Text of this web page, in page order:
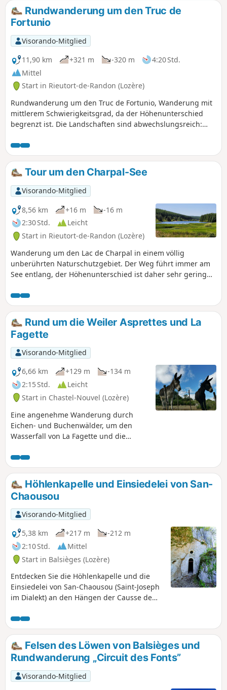
Rundwanderung um den Truc de
Fortunio
Visorando-Mitglied
11,90 km
+321 m -320 m
4:20 Std.
Mittel
Start in Rieutort-de-Randon (Lozère)
Rundwanderung um den Truc de Fortunio, Wanderung mit
mittlerem Schwierigkeitsgrad, da der Höhenunterschied
begrenzt ist. Die Landschaften sind abwechslungsreich:
beim Erreichen des höchsten Punktes.
Tour um den Charpal-See
Visorando-Mitglied
8,56 km
+16 m
-16 m
2:30 Std.
Leicht
Start in Rieutort-de-Randon (Lozère)
Wanderung um den Lac de Charpal in einem völlig
unberührten Naturschutzgebiet. Der Weg führt immer am
See entlang, der Höhenunterschied ist daher sehr gering
Strecke verläuft durch Unterholz, ideal bei starker Hitze im
Sommer.
Rund um die Weiler Asprettes und La
Fagette
Visorando-Mitglied
6,66 km
+129 m
-134 m
2:15 Std.
Leicht
Start in Chastel-Nouvel (Lozère)
Eine angenehme Wanderung durch
Eichen- und Buchenwälder, um den
Wasserfall von La Fagette und die
ihren prächtigen Granithäusern und
alten Backöfen zu entdecken.
Höhlenkapelle und Einsiedelei von San-
Chaousou
Visorando-Mitglied
5,38 km
+217 m
-212 m
2:10 Std.
Mittel
Start in Balsièges (Lozère)
Entdecken Sie die Höhlenkapelle und die
Einsiedelei von San-Chaousou (Saint-Joseph
im Dialekt) an den Hängen der Causse de
Felsen des Löwen von Balsièges und
Rundwanderung „Circuit des Fonts”
Visorando-Mitglied